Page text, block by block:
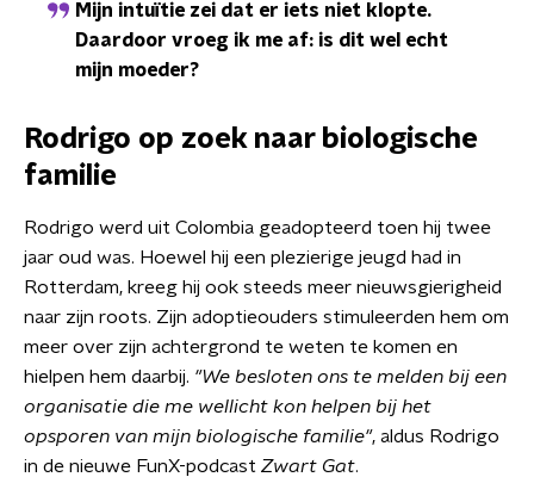
Mijn intuïtie zei dat er iets niet klopte.
Daardoor vroeg ik me af: is dit wel echt
mijn moeder?
Rodrigo op zoek naar biologische
familie
Rodrigo werd uit Colombia geadopteerd toen hij twee
jaar oud was. Hoewel hij een plezierige jeugd had in
Rotterdam, kreeg hij ook steeds meer nieuwsgierigheid
naar zijn roots. Zijn adoptieouders stimuleerden hem om
meer over zijn achtergrond te weten te komen en
hielpen hem daarbij. "We besloten ons te melden bij een
organisatie die me wellicht kon helpen bij het
opsporen van mijn biologische familie", aldus Rodrigo
in de nieuwe FunX-podcast Zwart Gat.